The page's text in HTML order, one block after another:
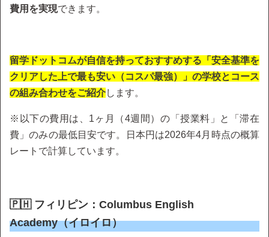
費用を実現できます。
留学ドットコムが自信を持っておすすめする「安全基準を
クリアした上で最も安い（コスパ最強）」の学校とコース
の組み合わせをご紹介します。
※以下の費用は、1ヶ月（4週間）の「授業料」と「滞在
費」のみの最低目安です。日本円は2026年4月時点の概算
レートで計算しています。
🇵🇭 フィリピン：Columbus English
Academy（イロイロ）